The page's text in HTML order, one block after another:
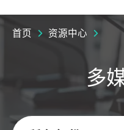
首页 资源中心
多